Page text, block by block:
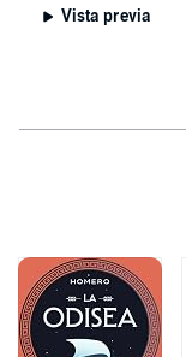
Vista previa